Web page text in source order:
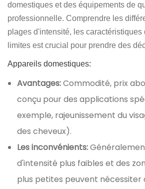
domestiques et des équipements de
professionnelle. Comprendre les
plages d'intensité, les caractéristiques
limites est crucial pour prendre des
Appareils domestiques:
Avantages:Commodité, prix
conçu pour des applications
exemple, rajeunissement du
des cheveux).
Les inconvénients:
d'intensité plus faibles et des
plus petites peuvent nécessiter